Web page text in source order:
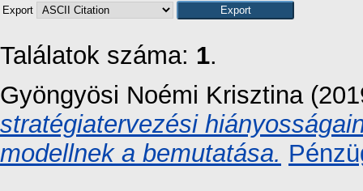
Export
Találatok száma: 1.
Gyöngyösi Noémi Krisztina
stratégiatervezési
modellnek a bemutatása.